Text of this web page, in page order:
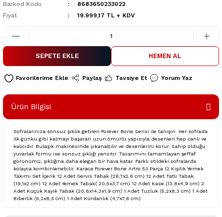
Barkod Kodu
8683650233022
Fiyat
19.999,17 TL + KDV
SEPETE EKLE HEMEN AL
Paylaş Tavsiye Et Yorum Yaz
Ürün Bilgisi
Sofralarınıza sonsuz şıklık getiren Forever Bone Serisi ile tanışın. Her sofrada
ilk günkü gibi kalmayı başaran uzun ömürlü yapısıyla desenleri hep canlı ve
kalıcıdır. Bulaşık makinesinde yıkanabilir ve desenlerini korur. Sahip olduğu
yuvarlak formu ise sonsuz şıklığı yansıtır. Tasarımını tamamlayan şeffaf
görünümü, şıklığına daha elegan bir hava katar. Farklı stildeki sofralarda
kolayca kombinlenebilir. Karaca Forever Bone Artro 53 Parça 12 Kişilik Yemek
Takımı Set İçerik 12 Adet Servis Tabak (26,7x2,6 cm) 12 Adet Tatlı Tabak
(19,1x2 cm) 12 Adet Yemek Tabak( 20,5x3,7 cm) 12 Adet Kase (13,8x4,9 cm) 2
Adet Küçük Kayık Tabak (20,6x14,3x1,9 cm) 1 Adet Tuzluk (5,2x8,3 cm) 1 Adet
Biberlik (5,2x8,3 cm) 1 Adet Kürdanlık (4,7x7,6 cm)